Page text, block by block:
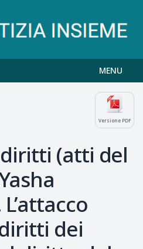
MENU
Versione PDF
(atti del
dei